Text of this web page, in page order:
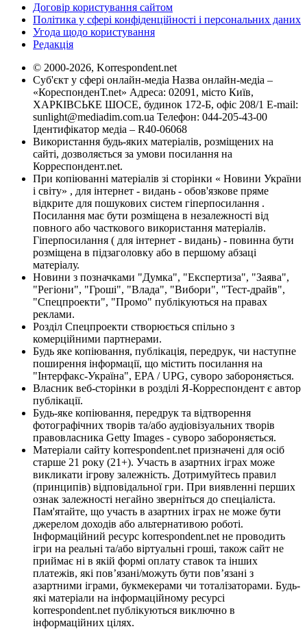
Договір користування сайтом
Політика у сфері конфіденційності і персональних даних
Угода щодо користування
Редакція
© 2000-2026, Korrespondent.net
Суб'єкт у сфері онлайн-медіа Назва онлайн-медіа –
«КореспонденТ.net» Адреса: 02091, місто Київ,
ХАРКІВСЬКЕ ШОСЕ, будинок 172-Б, офіс 208/1 E-mail:
sunlight@mediadim.com.ua Телефон: 044-205-43-00
Ідентифікатор медіа – R40-06068
Використання будь-яких матеріалів, розміщених на
сайті, дозволяється за умови посилання на
Корреспондент.net.
При копіюванні матеріалів зі сторінки « Новини України
і світу» , для інтернет - видань - обов'язкове пряме
відкрите для пошукових систем гіперпосилання .
Посилання має бути розміщена в незалежності від
повного або часткового використання матеріалів.
Гіперпосилання ( для інтернет - видань) - повинна бути
розміщена в підзаголовку або в першому абзаці
матеріалу.
Новини з позначками "Думка", "Експертиза", "Заява",
"Регіони", "Гроші", "Влада", "Вибори", "Тест-драйв",
"Спецпроекти", "Промо" публікуються на правах
реклами.
Розділ Спецпроекти створюється спільно з
комерційними партнерами.
Будь яке копіювання, публікація, передрук, чи наступне
поширення інформації, що містить посилання на
"Інтерфакс-Україна", EPA / UPG, суворо забороняється.
Власник веб-сторінки в розділі Я-Корреспондент є автор
публікації.
Будь-яке копіювання, передрук та відтворення
фотографічних творів та/або аудіовізуальних творів
правовласника Getty Images - суворо забороняється.
Матеріали сайту korrespondent.net призначені для осіб
старше 21 року (21+). Участь в азартних іграх може
викликати ігрову залежність. Дотримуйтесь правил
(принципів) відповідальної гри. При виявленні перших
ознак залежності негайно зверніться до спеціаліста.
Пам'ятайте, що участь в азартних іграх не може бути
джерелом доходів або альтернативою роботі.
Інформаційний ресурс korrespondent.net не проводить
ігри на реальні та/або віртуальні гроші, також сайт не
приймає ні в якій формі оплату ставок та інших
платежів, які пов’язані/можуть бути пов’язані з
азартними іграми, букмекерами чи тоталізаторами. Будь-
які матеріали на інформаційному ресурсі
korrespondent.net публікуються виключно в
інформаційних цілях.